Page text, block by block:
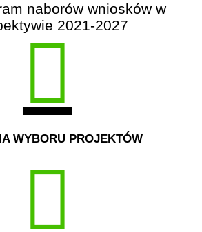
naborów wniosków w
2021-2027
WYBORU PROJEKTÓW